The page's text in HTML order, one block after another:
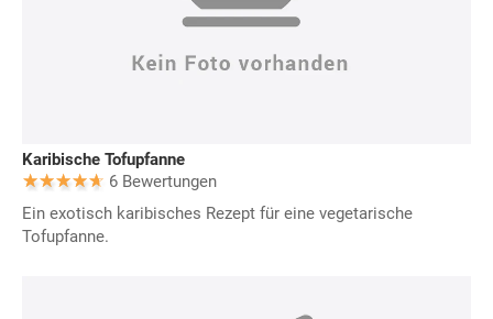
Karibische Tofupfanne
6 Bewertungen
Ein exotisch karibisches Rezept für eine vegetarische
Tofupfanne.